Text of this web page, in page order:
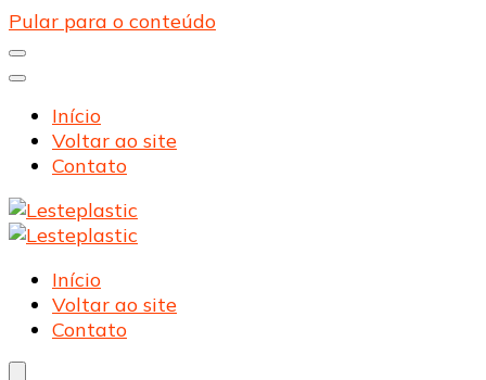
Pular para o conteúdo
Início
Voltar ao site
Contato
Lesteplastic
Blog – Lesteplastic
Lesteplastic
Blog – Lesteplastic
Início
Voltar ao site
Contato